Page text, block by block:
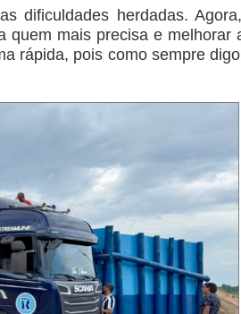
dificuldades herdadas.
quem mais precisa e melhorar
rápida, pois como sempre